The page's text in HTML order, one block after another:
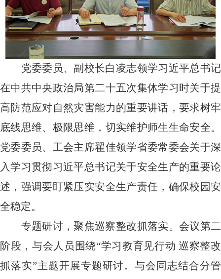
党委委员、副校长白凌志领学习近平总书记
在中共中央政治局第二十五次集体学习时关于提
高防范应对自然灾害能力的重要讲话，要求树牢
底线思维、极限思维，切实维护师生生命安全。
党委委员、工会主席翟佳领学省委常委会关于深
入学习贯彻习近平总书记关于安全生产的重要论
述，强调要盯紧压实安全生产责任，确保校园安
全稳定。
专题研讨，聚焦巡察整改抓落实。会议第二
阶段，与会人员围绕“学习教育见行动 巡察整改
抓落实”主题开展专题研讨。与会同志结合分管